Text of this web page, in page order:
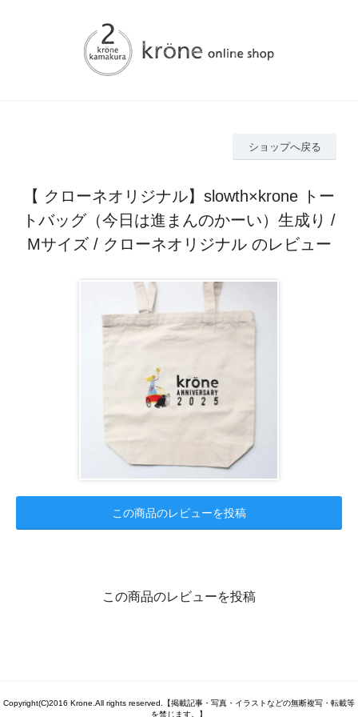
ショップへ戻る
【 クローネオリジナル】slowth×krone トー
トバッグ（今日は進まんのかーい）生成り /
Mサイズ / クローネオリジナル のレビュー
この商品のレビューを投稿
この商品のレビューを投稿
Copyright(C)2016 Krone.All rights reserved.【掲載記事・写真・イラストなどの無断複写・転載等
を禁じます。】